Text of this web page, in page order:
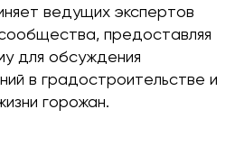
ведущих экспертов
предоставляя
для обсуждения
в градостроительстве и
горожан.